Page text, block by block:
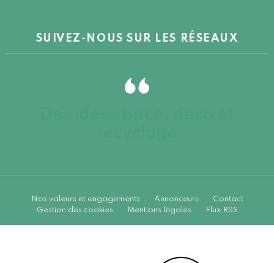
SUIVEZ-NOUS SUR LES RÉSEAUX
Nos valeurs et engagements Annonceurs
Contact
Gestion des cookies
Mentions légales Flux RSS